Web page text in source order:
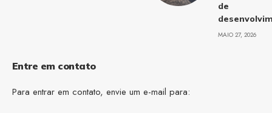
de
MAIO 27, 2026
Entre em contato
Para entrar em contato, envie um e-mail para: